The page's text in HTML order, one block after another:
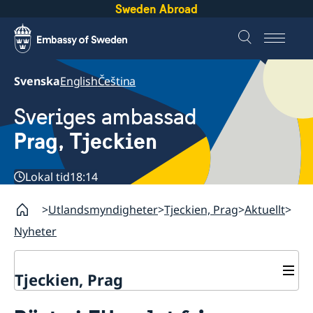
Sweden Abroad
SvenskaEnglishČeština
Sveriges ambassad
Prag, Tjeckien
Lokal tid18:14
Utlandsmyndigheter Tjeckien, Prag Aktuellt
Nyheter
Tjeckien, Prag